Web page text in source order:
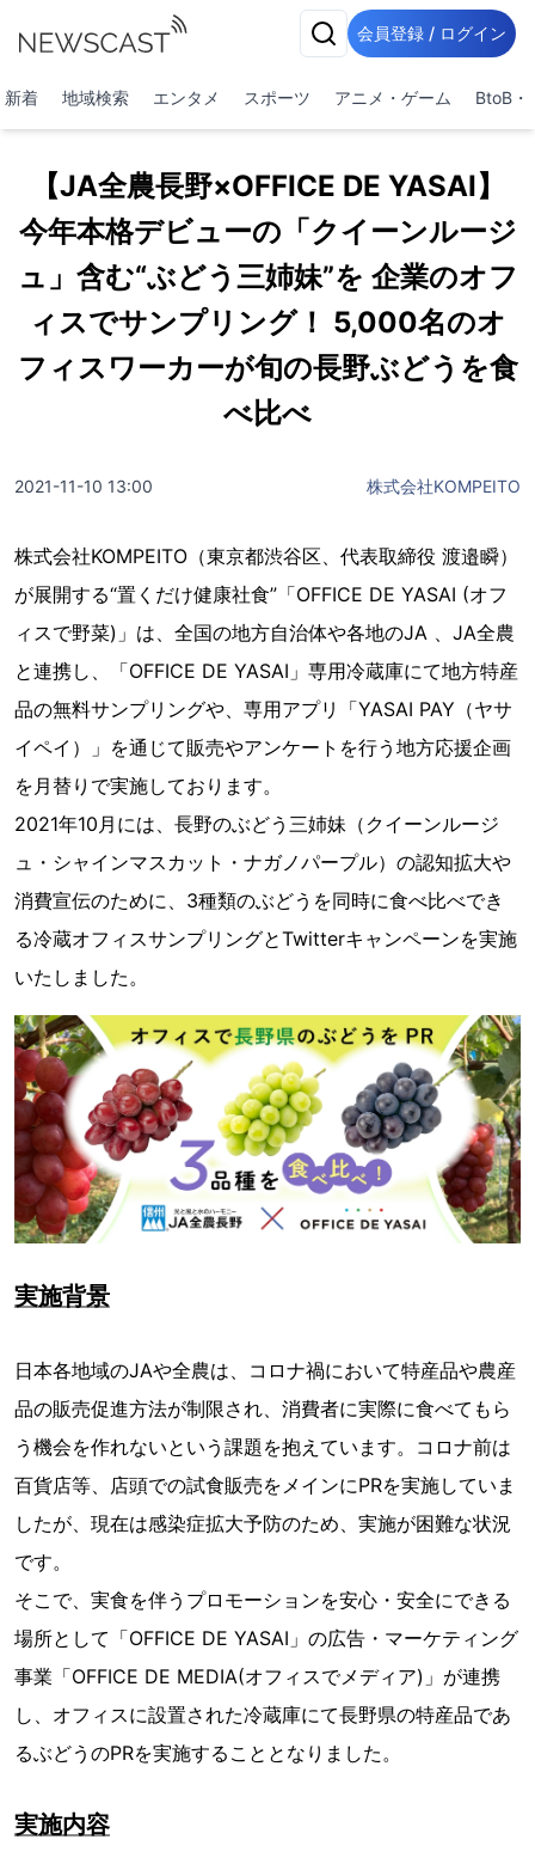
会員登録 / ログイン
新着 地域検索 エンタメ スポーツ アニメ・ゲーム BtoB・
【JA全農長野×OFFICE DE YASAI】
今年本格デビューの「クイーンルージ
ュ」含む“ぶどう三姉妹”を 企業のオフ
ィスでサンプリング！ 5,000名のオ
フィスワーカーが旬の長野ぶどうを食
べ比べ
2021-11-10 13:00 株式会社KOMPEITO
株式会社KOMPEITO（東京都渋谷区、代表取締役 渡邉瞬）
が展開する“置くだけ健康社食”「OFFICE DE YASAI (オフ
ィスで野菜)」は、全国の地方自治体や各地のJA 、JA全農
と連携し、「OFFICE DE YASAI」専用冷蔵庫にて地方特産
品の無料サンプリングや、専用アプリ「YASAI PAY（ヤサ
イペイ）」を通じて販売やアンケートを行う地方応援企画
を月替りで実施しております。
2021年10月には、長野のぶどう三姉妹（クイーンルージ
ュ・シャインマスカット・ナガノパープル）の認知拡大や
消費宣伝のために、3種類のぶどうを同時に食べ比べでき
る冷蔵オフィスサンプリングとTwitterキャンペーンを実施
いたしました。
実施背景
日本各地域のJAや全農は、コロナ禍において特産品や農産
品の販売促進方法が制限され、消費者に実際に食べてもら
う機会を作れないという課題を抱えています。コロナ前は
百貨店等、店頭での試食販売をメインにPRを実施していま
したが、現在は感染症拡大予防のため、実施が困難な状況
です。
そこで、実食を伴うプロモーションを安心・安全にできる
場所として「OFFICE DE YASAI」の広告・マーケティング
事業「OFFICE DE MEDIA(オフィスでメディア)」が連携
し、オフィスに設置された冷蔵庫にて長野県の特産品であ
るぶどうのPRを実施することとなりました。
実施内容